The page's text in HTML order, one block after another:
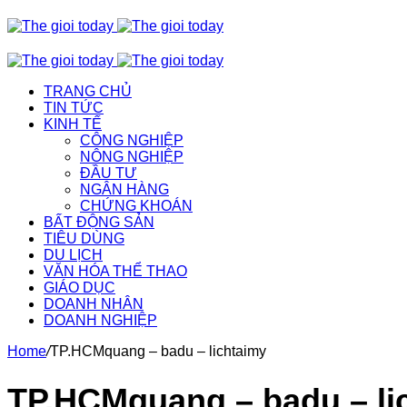
TRANG CHỦ
TIN TỨC
KINH TẾ
CÔNG NGHIỆP
NÔNG NGHIỆP
ĐẦU TƯ
NGÂN HÀNG
CHỨNG KHOÁN
BẤT ĐỘNG SẢN
TIÊU DÙNG
DU LỊCH
VĂN HÓA THỂ THAO
GIÁO DỤC
DOANH NHÂN
DOANH NGHIỆP
Home/TP.HCMquang – badu – lichtaimy